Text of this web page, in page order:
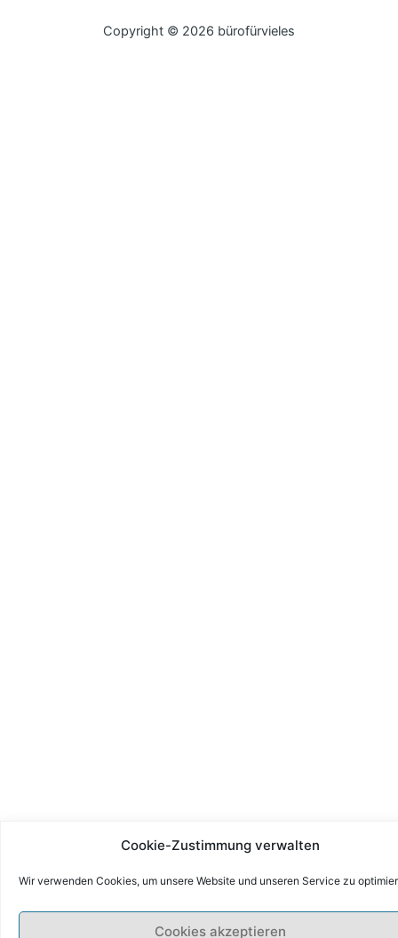
Cookie-Zustimmung verwalten
Wir verwenden Cookies, um unsere Website und unseren Service zu
Cookies akzeptieren
Copyright © 2026 bürofürvieles